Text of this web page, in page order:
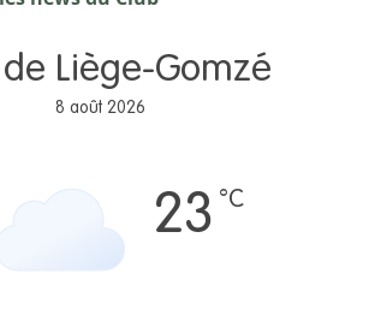
Liège-Gomzé
8 août 2026
23 °C